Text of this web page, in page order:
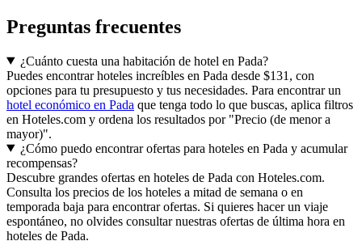
Preguntas frecuentes
¿Cuánto cuesta una habitación de hotel en Pada?
Puedes encontrar hoteles increíbles en Pada desde $131, con
opciones para tu presupuesto y tus necesidades. Para encontrar un
hotel económico en Pada que tenga todo lo que buscas, aplica filtros
en Hoteles.com y ordena los resultados por "Precio (de menor a
mayor)".
¿Cómo puedo encontrar ofertas para hoteles en Pada y acumular
recompensas?
Descubre grandes ofertas en hoteles de Pada con Hoteles.com.
Consulta los precios de los hoteles a mitad de semana o en
temporada baja para encontrar ofertas. Si quieres hacer un viaje
espontáneo, no olvides consultar nuestras ofertas de última hora en
hoteles de Pada.